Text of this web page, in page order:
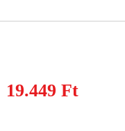
19.449 Ft